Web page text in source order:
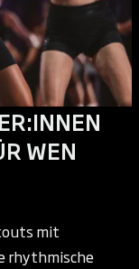
WEN
mit
rhythmische